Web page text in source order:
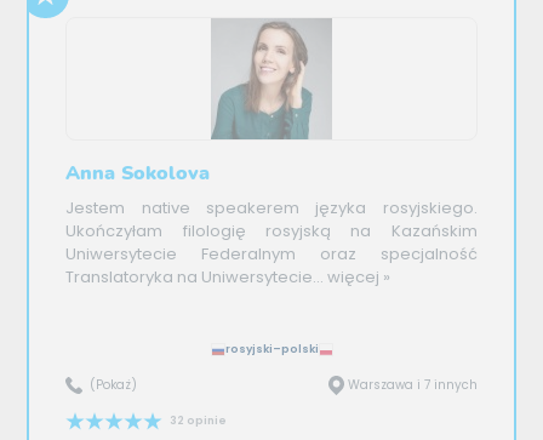
Anna Sokolova
Jestem native speakerem języka rosyjskiego.
Ukończyłam filologię rosyjską na Kazańskim
Uniwersytecie Federalnym oraz specjalność
Translatoryka na Uniwersytecie... więcej »
rosyjski–polski
(Pokaż) Warszawa i 7 innych
32 opinie